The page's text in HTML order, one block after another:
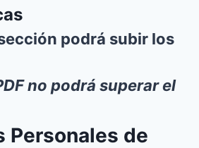
podrá subir los
no podrá superar el
Personales de